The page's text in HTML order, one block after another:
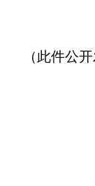
（此件公开